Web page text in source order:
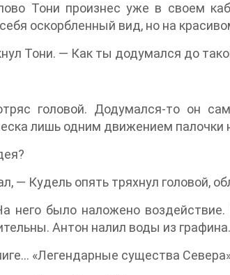
Тони произнес уже в своем
оскорбленный вид, но на
Тони. — Как ты додумался до
головой. Додумался-то он
лишь одним движением палочки
— Кудель опять тряхнул головой,
него было наложено
Антон налил воды из
«Легендарные существа